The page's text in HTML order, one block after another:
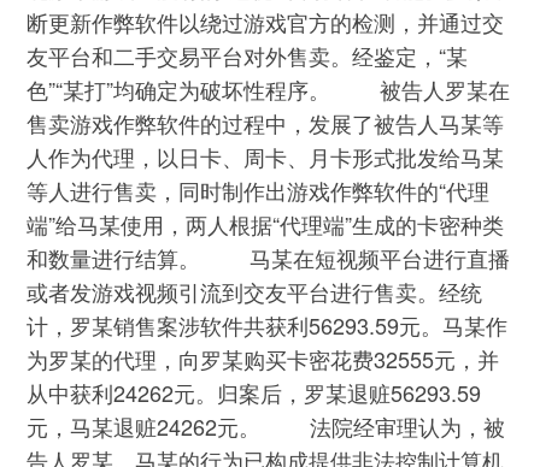
断更新作弊软件以绕过游戏官方的检测，并通过交
友平台和二手交易平台对外售卖。经鉴定，“某
色”“某打”均确定为破坏性程序。 被告人罗某在
售卖游戏作弊软件的过程中，发展了被告人马某等
人作为代理，以日卡、周卡、月卡形式批发给马某
等人进行售卖，同时制作出游戏作弊软件的“代理
端”给马某使用，两人根据“代理端”生成的卡密种类
和数量进行结算。 马某在短视频平台进行直播
或者发游戏视频引流到交友平台进行售卖。经统
计，罗某销售案涉软件共获利56293.59元。马某作
为罗某的代理，向罗某购买卡密花费32555元，并
从中获利24262元。归案后，罗某退赃56293.59
元，马某退赃24262元。 法院经审理认为，被
告人罗某、马某的行为已构成提供非法控制计算机